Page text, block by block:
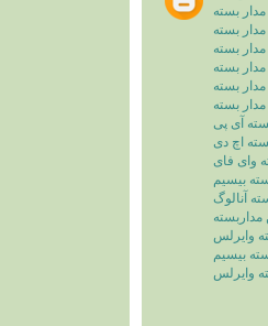
بسته
بسته
بسته
بسته
بسته
بسته
آی پی
اچ دی
وای فای
بیسیم
آنالوگ
مداربسته
وایرلس
بیسیم
وایرلس